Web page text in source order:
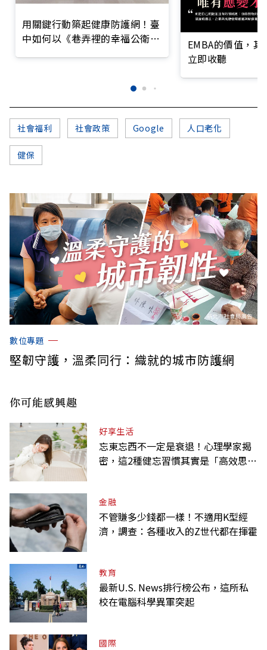
用關鍵行動築起健康防護網！臺
中如何以《巷弄裡的幸福公衛》
EMBA的價值，
立即收聽
社會福利 社會政策 Google 人口老化
健保
數位專題
堅韌守護，溫柔同行：織就的城市防護網
你可能感興趣
好享生活
忘東忘西不一定是衰退！心理學家揭
密，這2種健忘習慣其實是「高效思
金融
不管賺多少錢都一樣！不適用K型經
濟，調查：各種收入的Z世代都在揮霍
教育
最新U.S. News排行榜公布，這所私
校在電腦科學異軍突起
國際